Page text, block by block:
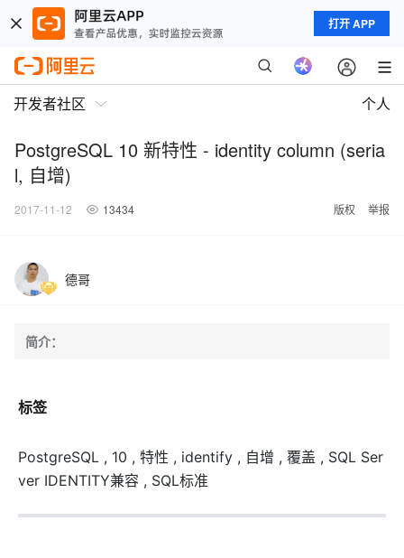
打开 APP
开发者社区 个人
PostgreSQL 10 新特性 - identity column (seria
l, 自增)
2017-11-12 13434 版权 举报
德哥
简介：
标签
PostgreSQL , 10 , 特性 , identify , 自增 , 覆盖 , SQL Ser
ver IDENTITY兼容 , SQL标准